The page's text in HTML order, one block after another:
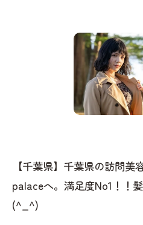
【千葉県】千葉県の訪問
palaceへ。満足度No1！！
(^_^)